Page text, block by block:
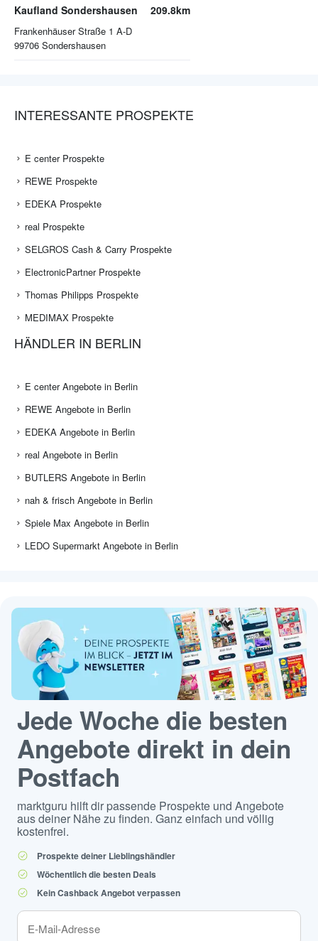
Kaufland Sondershausen
Frankenhäuser Straße 1 A-D
99706 Sondershausen
209.8km
INTERESSANTE PROSPEKTE
E center Prospekte
REWE Prospekte
EDEKA Prospekte
real Prospekte
SELGROS Cash & Carry Prospekte
ElectronicPartner Prospekte
Thomas Philipps Prospekte
MEDIMAX Prospekte
HÄNDLER IN BERLIN
E center Angebote in Berlin
REWE Angebote in Berlin
EDEKA Angebote in Berlin
real Angebote in Berlin
BUTLERS Angebote in Berlin
nah & frisch Angebote in Berlin
Spiele Max Angebote in Berlin
LEDO Supermarkt Angebote in Berlin
Jede Woche die besten
Angebote direkt in dein
Postfach
marktguru hilft dir passende Prospekte und Angebote
aus deiner Nähe zu finden. Ganz einfach und völlig
kostenfrei.
Prospekte deiner Lieblingshändler
Wöchentlich die besten Deals
Kein Cashback Angebot verpassen